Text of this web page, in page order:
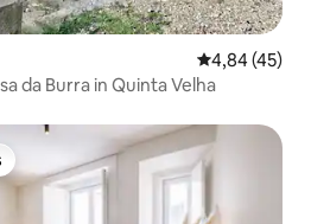
4,84 de uma
4,84 (45)
da Burra in Quinta Velha